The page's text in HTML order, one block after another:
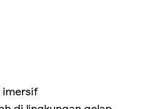
imersif